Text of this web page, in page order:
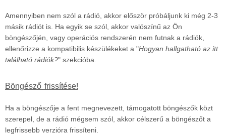
Amennyiben nem szól a rádió, akkor először próbáljunk ki még 2-3
másik rádiót is. Ha egyik se szól, akkor valószínű az Ön
böngészőjén, vagy operációs rendszerén nem futnak a rádiók,
ellenőrizze a kompatibilis készülékeket a "Hogyan hallgatható az itt
található rádiók?" szekcióba.
Böngésző frissítése!
Ha a böngészője a fent megnevezett, támogatott böngészők közt
szerepel, de a rádió mégsem szól, akkor célszerű a böngészőt a
legfrissebb verzióra frissíteni.